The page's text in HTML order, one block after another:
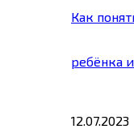
Как
ребёнка
12.07.2023